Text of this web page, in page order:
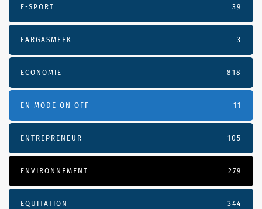
E-SPORT 39
EARGASMEEK 3
ECONOMIE 818
EN MODE ON OFF 11
ENTREPRENEUR 105
ENVIRONNEMENT 279
EQUITATION 344